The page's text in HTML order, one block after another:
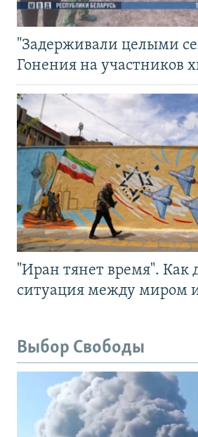
"Задерживали целыми
Гонения на участников
"Иран тянет время". Как
ситуация между миром
Выбор Свободы